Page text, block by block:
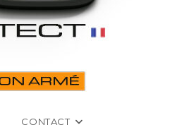
CONTACT